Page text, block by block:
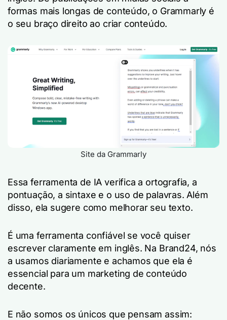
formas mais longas de conteúdo, o Grammarly é
o seu braço direito ao criar conteúdo.
Site da Grammarly
Essa ferramenta de IA verifica a ortografia, a
pontuação, a sintaxe e o uso de palavras. Além
disso, ela sugere como melhorar seu texto.
É uma ferramenta confiável se você quiser
escrever claramente em inglês. Na Brand24, nós
a usamos diariamente e achamos que ela é
essencial para um marketing de conteúdo
decente.
E não somos os únicos que pensam assim: